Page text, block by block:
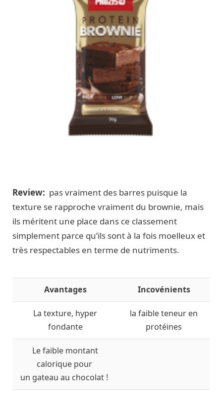
Review: pas vraiment des barres puisque la
texture se rapproche vraiment du brownie, mais
ils méritent une place dans ce classement
simplement parce qu’ils sont à la fois moelleux et
très respectables en terme de nutriments.
Avantages Incovénients
La texture, hyper
fondante
la faible teneur en
protéines
Le faible montant
calorique pour
un gateau au chocolat !